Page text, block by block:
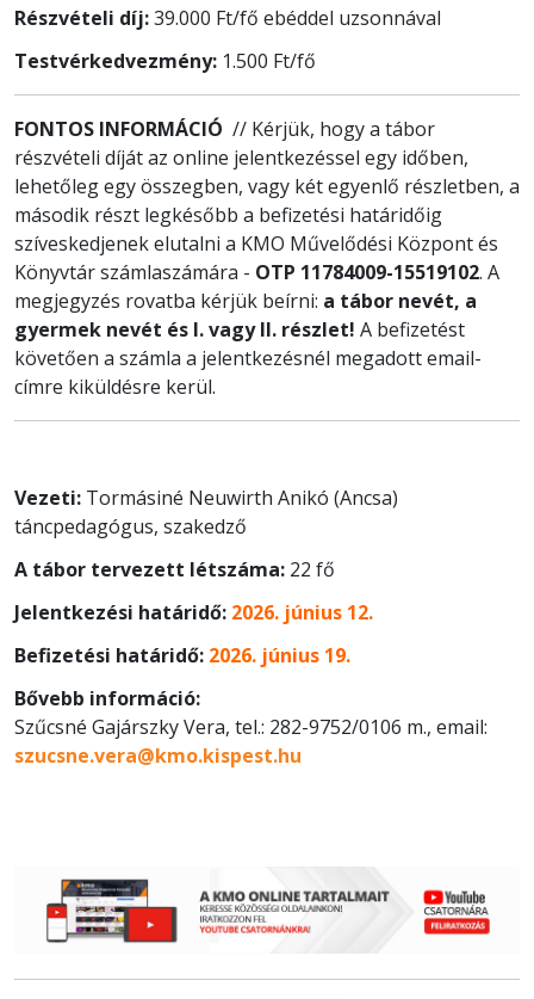
Részvételi díj:39.000 Ft/fő ebéddel uzsonnával
Testvérkedvezmény: 1.500 Ft/fő
FONTOS INFORMÁCIÓ // Kérjük, hogy a tábor
részvételi díját az online jelentkezéssel egy időben,
lehetőleg egy összegben, vagy két egyenlő részletben, a
második részt legkésőbb a befizetési határidőig
szíveskedjenek elutalni a KMO Művelődési Központ és
Könyvtár számlaszámára - OTP 11784009-15519102. A
megjegyzés rovatba kérjük beírni: a tábor nevét, a
gyermek nevét és I. vagy II. részlet! A befizetést
követően a számla a jelentkezésnél megadott email-
címre kiküldésre kerül.
Vezeti: Tormásiné Neuwirth Anikó (Ancsa)
táncpedagógus, szakedző
A tábor tervezett létszáma: 22 fő
Jelentkezési határidő: 2026. június 12.
Befizetési határidő: 2026. június 19.
Bővebb információ:
Szűcsné Gajárszky Vera, tel.: 282-9752/0106 m., email:
szucsne.vera@kmo.kispest.hu